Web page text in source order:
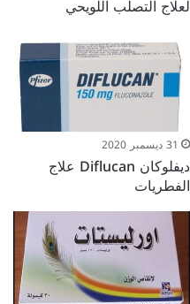
لعلاج التصلب اللويحي
31 ديسمبر 2020
ديفلوكان Diflucan علاج
الفطريات